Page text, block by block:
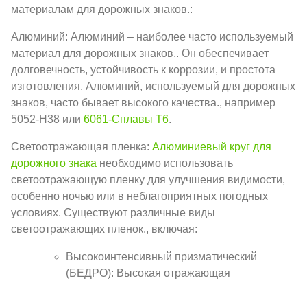
материалам для дорожных знаков.:
Алюминий: Алюминий – наиболее часто используемый
материал для дорожных знаков.. Он обеспечивает
долговечность, устойчивость к коррозии, и простота
изготовления. Алюминий, используемый для дорожных
знаков, часто бывает высокого качества., например
5052-H38 или 6061-Сплавы Т6.
Светоотражающая пленка: Алюминиевый круг для
дорожного знака необходимо использовать
светоотражающую пленку для улучшения видимости,
особенно ночью или в неблагоприятных погодных
условиях. Существуют различные виды
светоотражающих пленок., включая:
Высокоинтенсивный призматический
(БЕДРО): Высокая отражающая